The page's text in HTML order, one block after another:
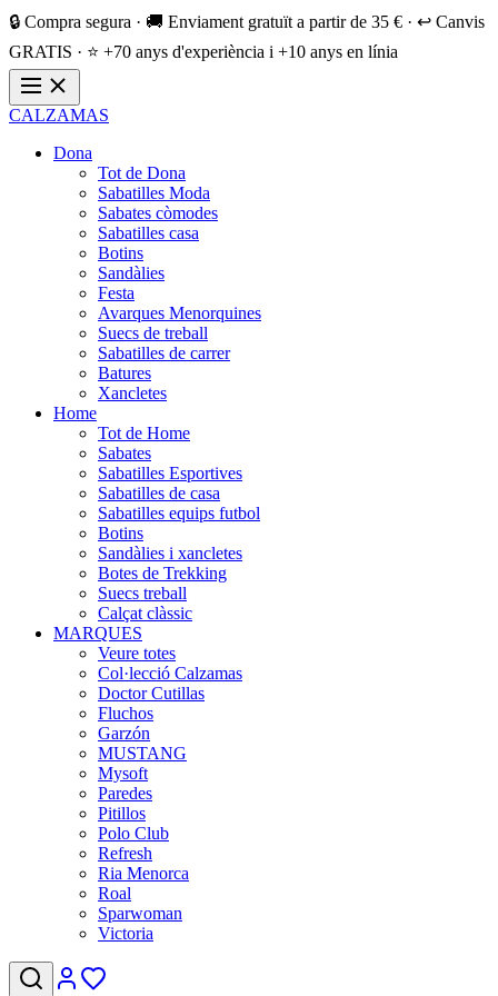
🔒 Compra segura · 🚚 Enviament gratuït a partir de 35 € · ↩️ Canvis
GRATIS · ⭐ +70 anys d'experiència i +10 anys en línia
CALZAMAS
Dona
Tot de Dona
Sabatilles Moda
Sabates còmodes
Sabatilles casa
Botins
Sandàlies
Festa
Avarques Menorquines
Suecs de treball
Sabatilles de carrer
Batures
Xancletes
Home
Tot de Home
Sabates
Sabatilles Esportives
Sabatilles de casa
Sabatilles equips futbol
Botins
Sandàlies i xancletes
Botes de Trekking
Suecs treball
Calçat clàssic
MARQUES
Veure totes
Col·lecció Calzamas
Doctor Cutillas
Fluchos
Garzón
MUSTANG
Mysoft
Paredes
Pitillos
Polo Club
Refresh
Ria Menorca
Roal
Sparwoman
Victoria